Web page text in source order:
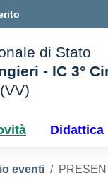
di Stato
- IC 3°
Didattica
eventi